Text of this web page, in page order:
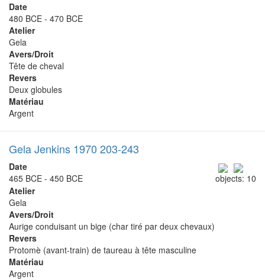
Date
480 BCE - 470 BCE
Atelier
Gela
Avers/Droit
Tête de cheval
Revers
Deux globules
Matériau
Argent
Gela Jenkins 1970 203-243
objects: 10
Date
465 BCE - 450 BCE
Atelier
Gela
Avers/Droit
Aurige conduisant un bige (char tiré par deux chevaux)
Revers
Protomè (avant-train) de taureau à tête masculine
Matériau
Argent